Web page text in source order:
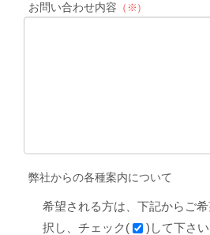
お問い合わせ内容 （※）
弊社からの各種案内について
希望される方は、下記からご
択し、チェック(
)して下さい